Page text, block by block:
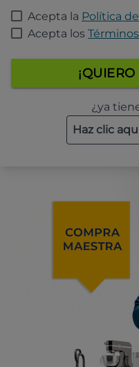
Acepta la Política
Acepta los
¿ya
Haz clic